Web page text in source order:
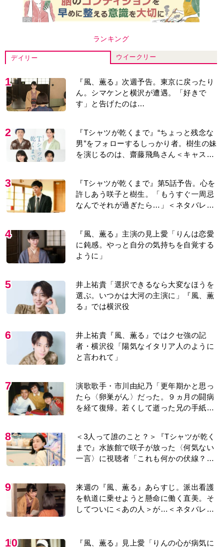
ランキング
デイリー ウイークリー
1
『風、薫る』次週予告。東京に戻ったり
ん。シマケンと横沢が遭遇。「好きで
す」と告げたのは…
2
『Tシャツが乾くまで』“ちょっと残念な
男”をフォローするしっかり者。樹生の妹
を演じるのは、齋藤飛鳥さん＜キャスト
3
『Tシャツが乾くまで』第5話予告。心を
許しあう咲子と樹生。「もうすぐ一周忌
なんでそれが過ぎたら…」＜ネタバレあ
4
『風、薫る』主演の見上愛「りんは恋愛
に鈍感。やっと自分の気持ちを自覚する
ように」
5
井上祐貴「選択できるなら大変なほうを
選ぶ。いつかは大河の主演に」『風、薫
る』では横沢役
6
井上祐貴『風、薫る』ではクセ強の記
者・横沢役「陽気なイタリア人のように
と言われて」
7
演歌歌手・市川由紀乃「更年期かと思っ
たら〈卵巣がん〉だった。９ヵ月の闘病
を経て復帰。若くして逝った兄の手紙を
8
＜3人って誰のこと？＞『Tシャツが乾く
まで』水族館で咲子が放った〈何気ない
一言〉に視聴者「これも何かの伏線？」
9
来週の『風、薫る』あらすじ。派出看護
を軌道に乗せようと懸命に働く直美。そ
してついに＜あの人＞が…＜ネタバレあ
10 『風、薫る』見上愛「りんの心が病気に